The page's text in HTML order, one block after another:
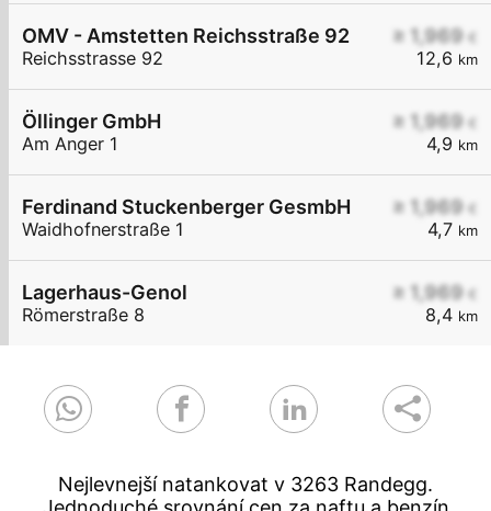
≥ 1,969 €
12,6 km
OMV - Amstetten Reichsstraße 92
Reichsstrasse 92
≥ 1,969 €
4,9 km
Öllinger GmbH
Am Anger 1
≥ 1,969 €
4,7 km
Ferdinand Stuckenberger GesmbH
Waidhofnerstraße 1
≥ 1,969 €
8,4 km
Lagerhaus-Genol
Römerstraße 8
Nejlevnejší natankovat v 3263 Randegg.